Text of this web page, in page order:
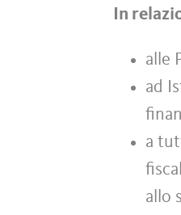
In
alle
ad
a
allo